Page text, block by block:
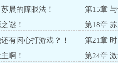
晨的障眼法！
第15章
谜！
第18章
案！
有闲心打游戏？！
第21章
啊！
第24章